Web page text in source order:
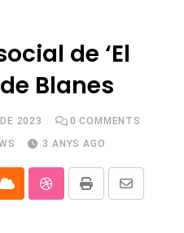
de ‘El
Blanes
2023 0 COMMENTS
3 ANYS AGO
Cloud StumbleUpon
Print
Share